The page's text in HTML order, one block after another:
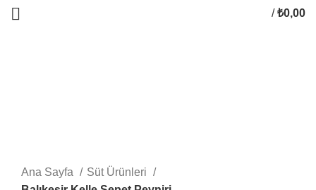
items
/ ₺0,00
Ana Sayfa
Süt Ürünleri